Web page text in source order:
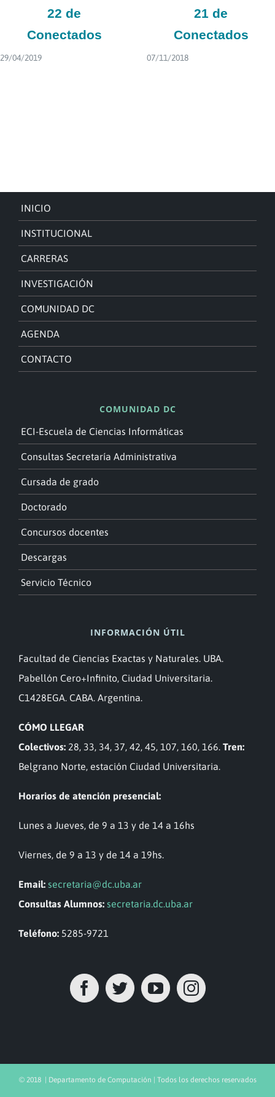
22 de
Conectados
29/04/2019
21 de
Conectados
07/11/2018
INICIO
INSTITUCIONAL
CARRERAS
INVESTIGACIÓN
COMUNIDAD DC
AGENDA
CONTACTO
COMUNIDAD DC
ECI-Escuela de Ciencias Informáticas
Consultas Secretaría Administrativa
Cursada de grado
Doctorado
Concursos docentes
Descargas
Servicio Técnico
INFORMACIÓN ÚTIL
Facultad de Ciencias Exactas y Naturales. UBA.
Pabellón Cero+Infinito, Ciudad Universitaria.
C1428EGA. CABA. Argentina.
CÓMO LLEGAR
Colectivos: 28, 33, 34, 37, 42, 45, 107, 160, 166. Tren:
Belgrano Norte, estación Ciudad Universitaria.
Horarios de atención presencial:
Lunes a Jueves, de 9 a 13 y de 14 a 16hs
Viernes, de 9 a 13 y de 14 a 19hs.
Email: secretaria@dc.uba.ar
Consultas Alumnos: secretaria.dc.uba.ar
Teléfono: 5285-9721
© 2018 | Departamento de Computación | Todos los derechos reservados